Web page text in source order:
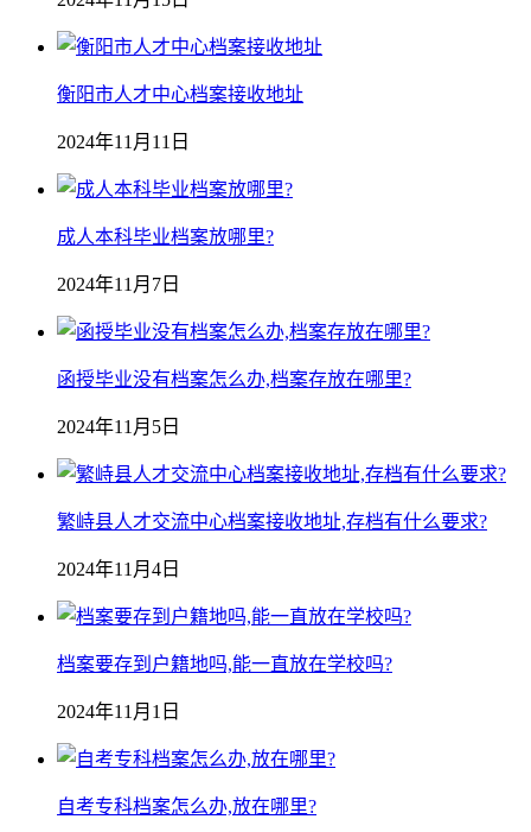
衡阳市人才中心档案接收地址
2024年11月11日
成人本科毕业档案放哪里?
2024年11月7日
函授毕业没有档案怎么办,档案存放在哪里?
2024年11月5日
繁峙县人才交流中心档案接收地址,存档有什么要求?
2024年11月4日
档案要存到户籍地吗,能一直放在学校吗?
2024年11月1日
自考专科档案怎么办,放在哪里?